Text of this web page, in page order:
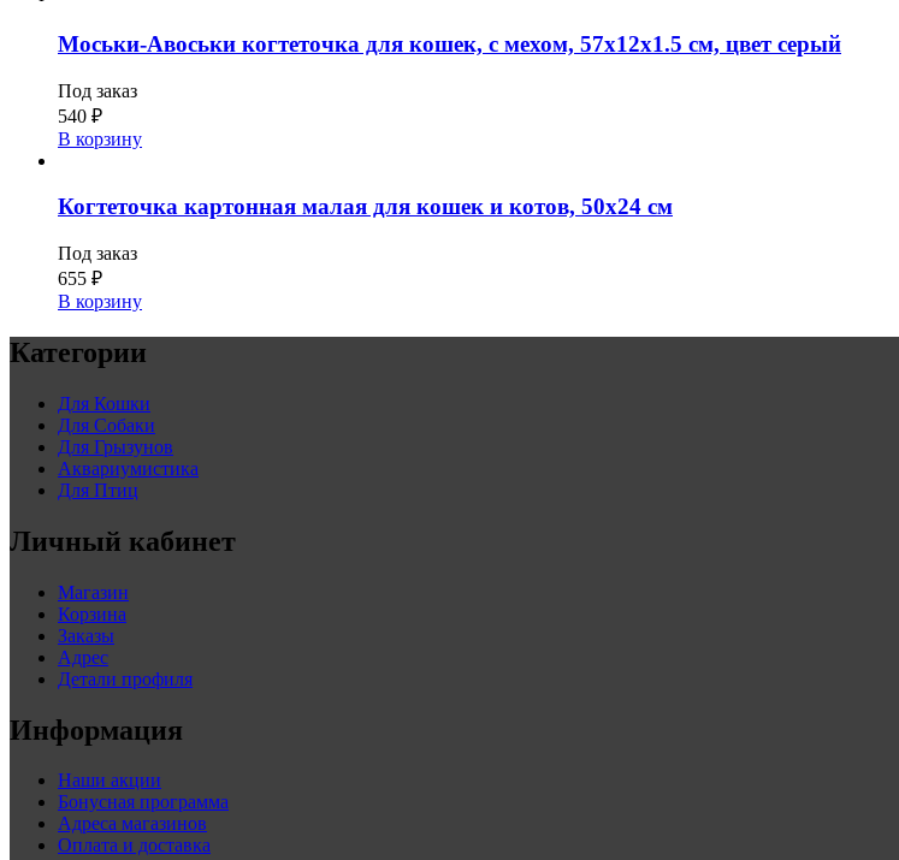
Моськи-Авоськи когтеточка для кошек, с мехом, 57х12х1.5 см, цвет серый
Под заказ
540 ₽
В корзину
Когтеточка картонная малая для кошек и котов, 50х24 см
Под заказ
655 ₽
В корзину
Категории
Для Кошки
Для Собаки
Для Грызунов
Аквариумистика
Для Птиц
Личный кабинет
Магазин
Корзина
Заказы
Адрес
Детали профиля
Информация
Наши акции
Бонусная программа
Адреса магазинов
Оплата и доставка